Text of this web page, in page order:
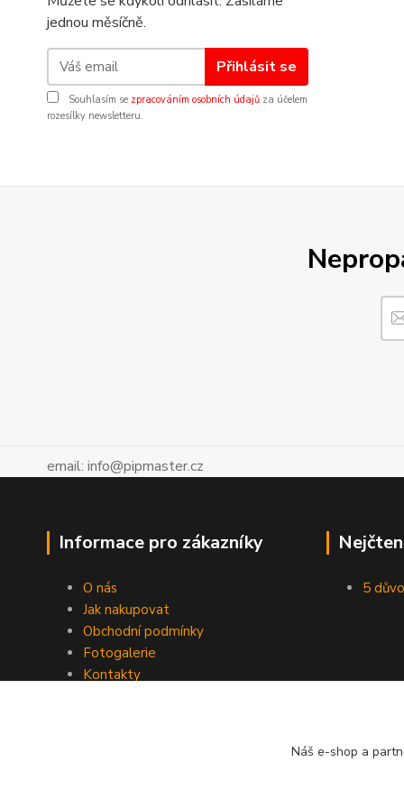
jednou měsíčně.
Přihlásit se
Souhlasím se zpracováním osobních údajů za účelem
rozesílky newsletteru.
email: info@pipmaster.cz
Informace pro zákazníky
O nás
Jak nakupovat
Obchodní podmínky
Fotogalerie
Kontakty
5
Náš e-shop a